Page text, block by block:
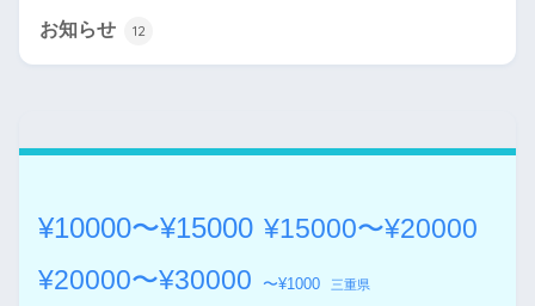
お知らせ 12
¥10000〜¥15000 ¥15000〜¥20000
¥20000〜¥30000
〜¥1000 三重県